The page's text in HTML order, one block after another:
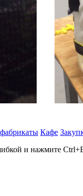
Кафе
и нажмите